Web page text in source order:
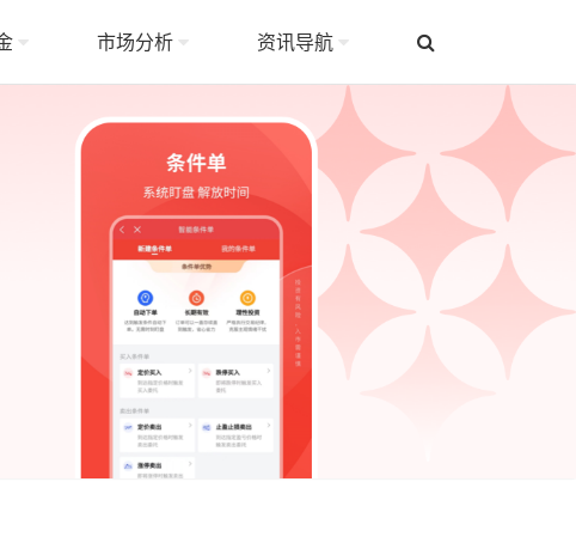
市场分析 资讯导航